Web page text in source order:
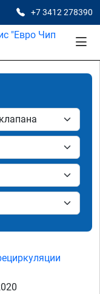
+7 3412 278390